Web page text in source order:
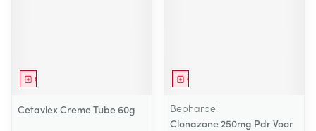
Geneesmiddel
Cetavlex Creme Tube 60g
Geneesmiddel
Bepharbel
Clonazone 250mg Pdr Voor